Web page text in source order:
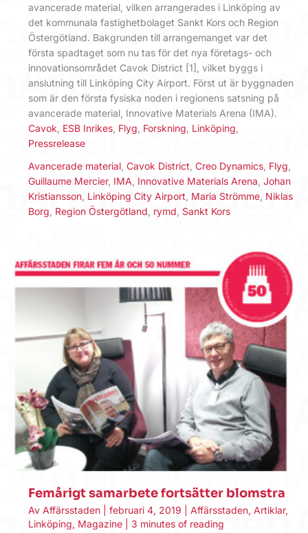
avancerade material, vilken arrangerades i Linköping av
det kommunala fastighetbolaget Sankt Kors och Region
Östergötland. Bakgrunden till arrangemanget var det
första spadtaget som nu tas för det nya företags- och
innovationsområdet Cavok District [1], vilket byggs i
anslutning till Linköping City Airport. Först ut är byggnaden
som är den första fysiska noden i regionens satsning på
avancerade material, Innovative Materials Arena (IMA).
Cavok ESB Inrikes Flyg Forskning Linköping
Pressrelease
Avancerade material Cavok District Creo Dynamics Flyg
Guillaume Mercier, IMA Innovative Materials Arena Johan
Kristiansson Linköping City Airport Maria Strömme Niklas
Borg Region Östergötland rymd Sankt Kors
Femårigt samarbete fortsätter blomstra
Av Affärsstaden februari 4, 2019 Affärsstaden, Artiklar,
Linköping, Magazine 3 minutes of reading